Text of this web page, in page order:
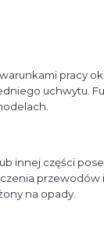
pracy
uchwytu.
innej części
przewodów
na opady.